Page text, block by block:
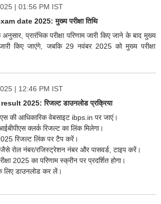
| 01:56 PM IST
date 2025: मुख्य परीक्षा तिथि
प्रारंभिक परीक्षा परिणाम जारी किए जाने के बाद मुख्य
जारी किए जाएंगे, जबकि 29 नवंबर 2025 को मुख्य परीक्षा
| 12:46 PM IST
2025: रिजल्ट डाउनलोड प्रक्रिया
की आधिकारिक वेबसाइट ibps.in पर जाएं।
क्लर्क रिजल्ट का लिंक मिलेगा।
रिजल्ट लिंक पर टैप करें।
रोल नंबर/रजिस्ट्रेशन नंबर और पासवर्ड, टाइप करें।
2025 का परिणाम स्क्रीन पर प्रदर्शित होगा।
लिए डाउनलोड कर लें।